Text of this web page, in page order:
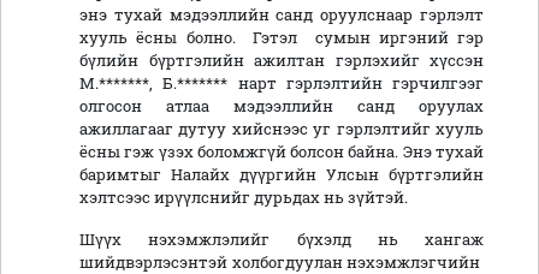
энэ тухай мэдээллийн санд оруулснаар гэрлэлт
хууль ёсны болно. Гэтэл сумын иргэний гэр
бүлийн бүртгэлийн ажилтан гэрлэхийг хүссэн
М.*******, Б.******* нарт гэрлэлтийн гэрчилгээг
олгосон атлаа мэдээллийн санд оруулах
ажиллагааг дутуу хийснээс уг гэрлэлтийг хууль
ёсны гэж үзэх боломжгүй болсон байна. Энэ тухай
баримтыг Налайх дүүргийн Улсын бүртгэлийн
хэлтсээс ирүүлснийг дурьдах нь зүйтэй.
Шүүх нэхэмжлэлийг бүхэлд нь хангаж
шийдвэрлэсэнтэй холбогдуулан нэхэмжлэгчийн